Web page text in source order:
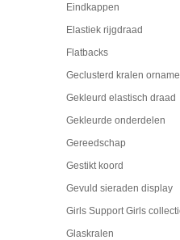
Eindkappen
Elastiek rijgdraad
Flatbacks
Geclusterd kralen
Gekleurd elastisch draad
Gekleurde onderdelen
Gereedschap
Gestikt koord
Gevuld sieraden display
Girls Support Girls
Glaskralen